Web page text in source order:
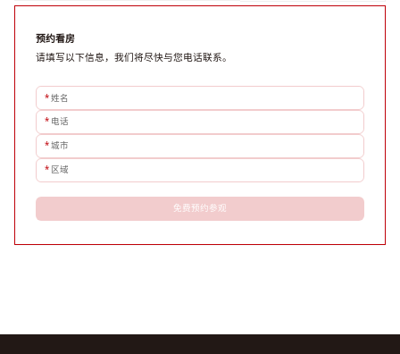
款。选址是综合性战略决策，旨在让办公
预约看房
请填写以下信息，我们将尽快与您电话联系。
*姓名
* 电话
*城市
* 区域
免费预约参观